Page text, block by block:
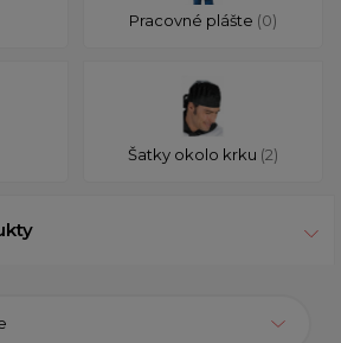
Pracovné plášte (0)
Šatky okolo krku (2)